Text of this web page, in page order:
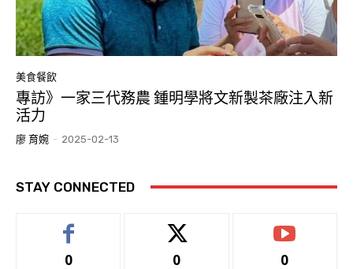
美食餐飲
專訪》一家三代務農 鍾明學將文新製茶廠注入新
活力
廖 育婉 - 2025-02-13
STAY CONNECTED
0 0 0